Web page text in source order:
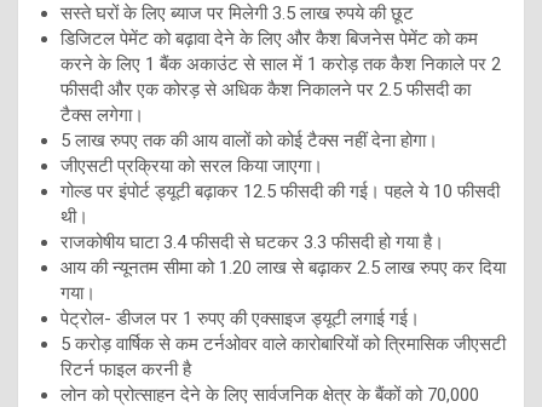
सस्ते घरों के लिए ब्याज पर मिलेगी 3.5 लाख रुपये की छूट
डिजिटल पेमेंट को बढ़ावा देने के लिए और कैश बिजनेस पेमेंट को कम
करने के लिए 1 बैंक अकाउंट से साल में 1 करोड़ तक कैश निकाले पर 2
फीसदी और एक कोरड़ से अधिक कैश निकालने पर 2.5 फीसदी का
टैक्स लगेगा।
5 लाख रुपए तक की आय वालों को कोई टैक्स नहीं देना होगा।
जीएसटी प्रक्रिया को सरल किया जाएगा।
गोल्ड पर इंपोर्ट ड्यूटी बढ़ाकर 12.5 फीसदी की गई। पहले ये 10 फीसदी
थी।
राजकोषीय घाटा 3.4 फीसदी से घटकर 3.3 फीसदी हो गया है।
आय की न्यूनतम सीमा को 1.20 लाख से बढ़ाकर 2.5 लाख रुपए कर दिया
गया।
पेट्रोल- डीजल पर 1 रुपए की एक्साइज ड्यूटी लगाई गई।
5 करोड़ वार्षिक से कम टर्नओवर वाले कारोबारियों को त्रिमासिक जीएसटी
रिटर्न फाइल करनी है
लोन को प्रोत्साहन देने के लिए सार्वजनिक क्षेत्र के बैंकों को 70,000